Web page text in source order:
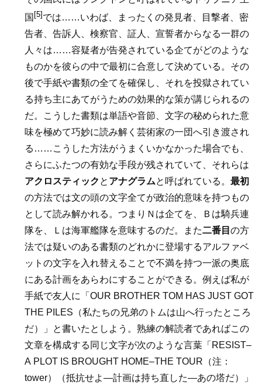
国 [5]では……いわば、まったくの発見者、目撃者、密
告者、告訴人、検察官、証人、宣誓者からなる一群の
人々は……容疑者が告発されている企てがどのような
ものかを彼らの中で最初に合意して決めている。その
後で手紙や書類の全てを確保し、それを投獄されてい
る持ち主にあてがうための効果的な策が講じられるの
だ。こうした書類は単語や音節、文字の秘められた意
味を極めて巧妙に読み解く芸術家の一団へ引き渡され
る……こうした方法がうまくいかなかった場合でも、
さらにふたつの有効な手段が残されていて、それらは
アクロスティック と アナグラムと呼ばれている。 最初
の方法では文の頭の文字全てが政治的意味を持つもの
として読み解かれる。つまりＮは企てを、Ｂは騎兵連
隊を、Ｌは海軍艦隊を意味するのだ。また二番目 の方
法では疑いのある書類のどれかに登場するアルファベ
ットの文字を入れ替えることで不満を持つ一派の奥底
にある計画をあらわにすることができる。例えば私が
手紙で友人に「OUR BROTHER TOM HAS JUST GOT
THE PILES（私たちの兄弟のトムは山へ行ったところ
だ）」と書いたとしよう。熟練の解読者であればこの
文章を構成する同じ文字が次のような言葉「RESIST–
A PLOT IS BROUGHT HOME–THE TOUR（注：
tower）（抵抗せよ―計画は持ち直した―あの塔だ）」